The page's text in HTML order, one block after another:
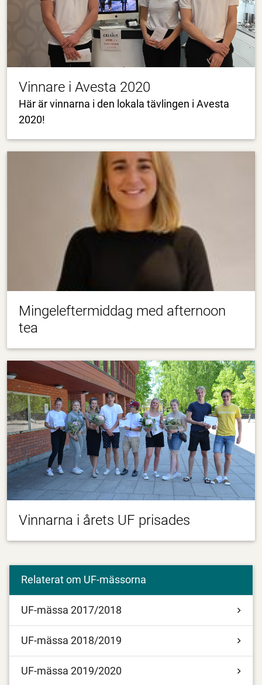
Vinnare i Avesta 2020
Här är vinnarna i den lokala tävlingen i Avesta
2020!
Mingeleftermiddag med afternoon
tea
Vinnarna i årets UF prisades
Relaterat om UF-mässorna
UF-mässa 2017/2018
UF-mässa 2018/2019
UF-mässa 2019/2020